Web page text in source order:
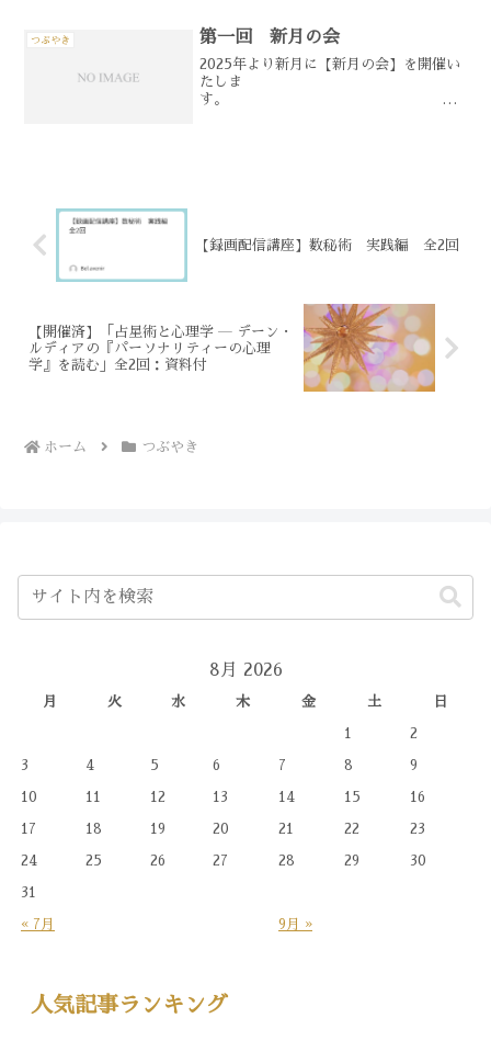
の
...
つぶやき 第一回 新月の会
2025年より新月に【新月の会】を開催い
たしま
す。
【録画配信講座】数秘術 実践編 全2回
【開催済】「占星術と心理学 ― デーン・
ルディアの『パーソナリティーの心理
学』を読む」全2回：資料付
ホーム つぶやき
8月 2026
月 火 水 木 金 土 日
1 2
3 4 5 6 7 8 9
10 11 12 13 14 15 16
17 18 19 20 21 22 23
24 25 26 27 28 29 30
31
« 7月 9月 »
人気記事ランキング